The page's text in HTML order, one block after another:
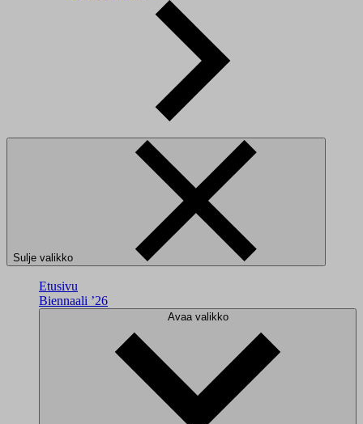
Sulje valikko
Etusivu
Biennaali ’26
Avaa valikko